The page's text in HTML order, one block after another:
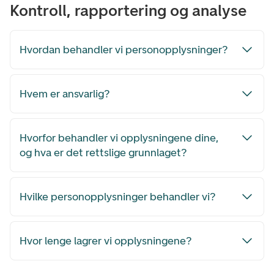
Kontroll, rapportering og analyse
Hvordan behandler vi personopplysninger?
Hvem er ansvarlig?
Hvorfor behandler vi opplysningene dine,
og hva er det rettslige grunnlaget?
Hvilke personopplysninger behandler vi?
Hvor lenge lagrer vi opplysningene?